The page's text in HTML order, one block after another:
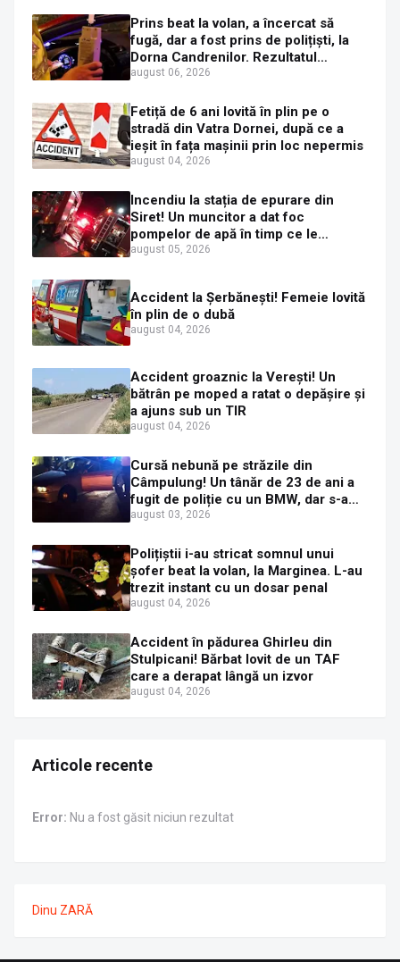
Prins beat la volan, a încercat să
fugă, dar a fost prins de polițiști, la
Dorna Candrenilor. Rezultatul
etilotestului: 1,59 mg/l alcool pur în
august 06, 2026
Fetiță de 6 ani lovită în plin pe o
stradă din Vatra Dornei, după ce a
ieșit în fața mașinii prin loc nepermis
august 04, 2026
Incendiu la stația de epurare din
Siret! Un muncitor a dat foc
pompelor de apă în timp ce le
alimenta cu combustibil
august 05, 2026
Accident la Șerbănești! Femeie lovită
în plin de o dubă
august 04, 2026
Accident groaznic la Verești! Un
bătrân pe moped a ratat o depășire și
a ajuns sub un TIR
august 04, 2026
Cursă nebună pe străzile din
Câmpulung! Un tânăr de 23 de ani a
fugit de poliție cu un BMW, dar s-a
oprit într-un gard de pe strada
august 03, 2026
Polițiștii i-au stricat somnul unui
șofer beat la volan, la Marginea. L-au
trezit instant cu un dosar penal
august 04, 2026
Accident în pădurea Ghirleu din
Stulpicani! Bărbat lovit de un TAF
care a derapat lângă un izvor
august 04, 2026
Articole recente
Error: Nu a fost găsit niciun rezultat
Dinu ZARĂ